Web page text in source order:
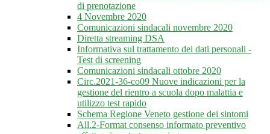
di prenotazione
4 Novembre 2020
Comunicazioni sindacali novembre 2020
Diretta streaming DSA
Informativa sul trattamento dei dati personali -
Test di screening
Comunicazioni sindacali ottobre 2020
Circ.2021-36-co09 Nuove indicazioni per la
gestione del rientro a scuola dopo malattia e
utilizzo test rapido
Schema Regione Veneto gestione dei sintomi
All.2-Format consenso informato preventivo